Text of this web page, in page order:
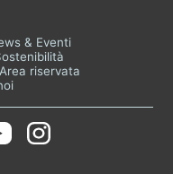
& Eventi
Area riservata